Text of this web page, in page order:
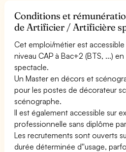
Conditions et
de Artificier / Artificière
Cet emploi/métier est
niveau CAP à Bac+2 (BTS, ...)
spectacle.
Un Master en décors et
pour les postes de décorateur
scénographe.
Il est également accessible sur
professionnelle sans diplôme
Les recrutements sont ouverts
durée déterminée d''usage,